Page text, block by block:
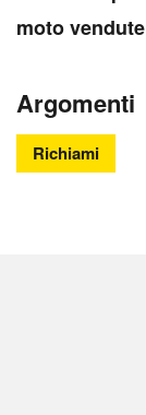
moto
Argomenti
Richiami